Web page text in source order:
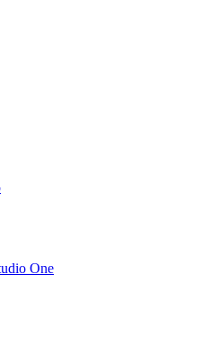
One